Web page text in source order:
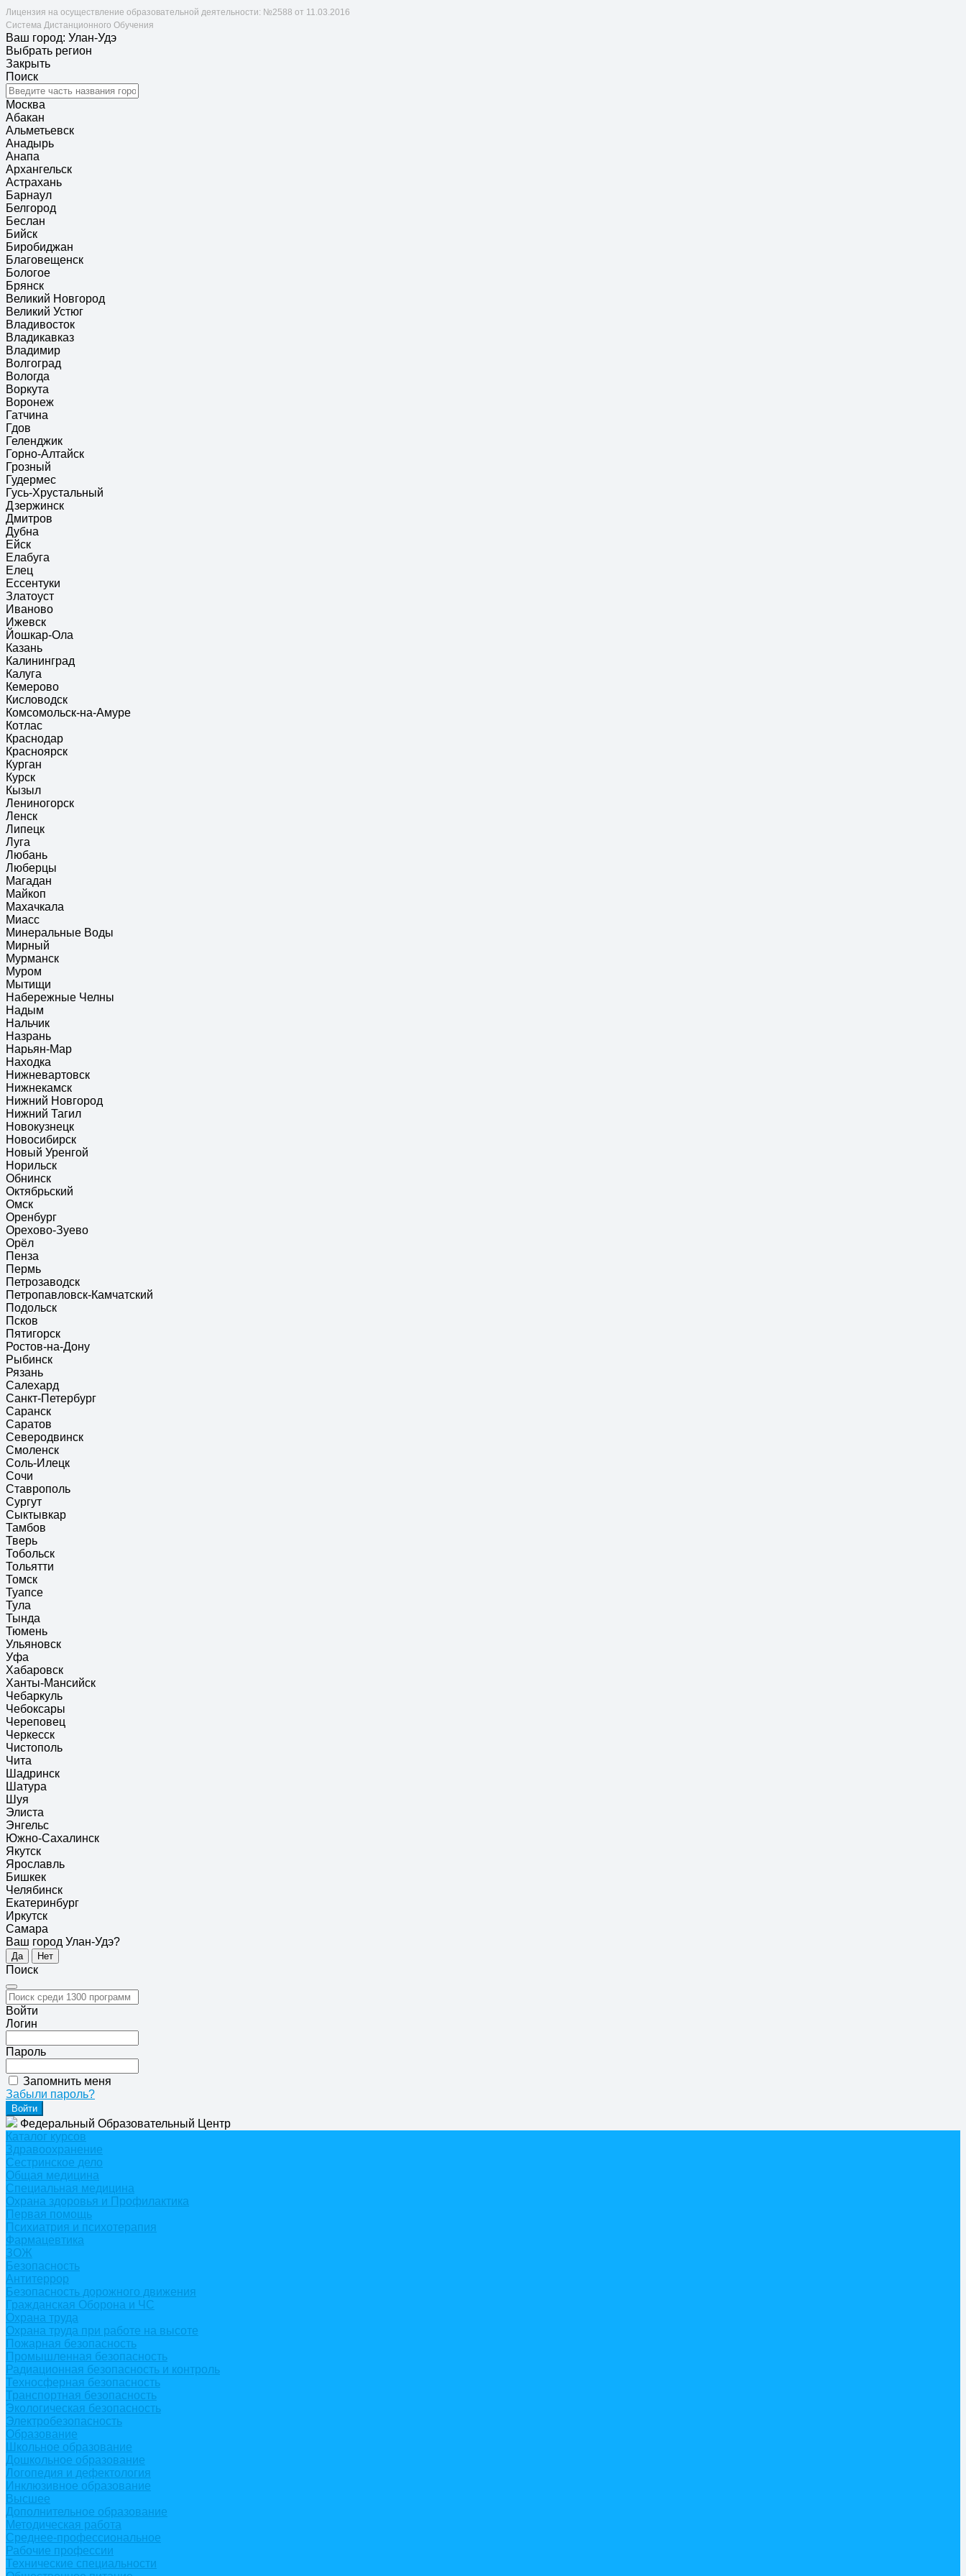
Лицензия на осуществление образовательной деятельности: №2588 от 11.03.2016
Система Дистанционного Обучения
Ваш город: Улан-Удэ
Выбрать регион
Закрыть
Поиск
Москва
Абакан
Альметьевск
Анадырь
Анапа
Архангельск
Астрахань
Барнаул
Белгород
Беслан
Бийск
Биробиджан
Благовещенск
Бологое
Брянск
Великий Новгород
Великий Устюг
Владивосток
Владикавказ
Владимир
Волгоград
Вологда
Воркута
Воронеж
Гатчина
Гдов
Геленджик
Горно-Алтайск
Грозный
Гудермес
Гусь-Хрустальный
Дзержинск
Дмитров
Дубна
Ейск
Елабуга
Елец
Ессентуки
Златоуст
Иваново
Ижевск
Йошкар-Ола
Казань
Калининград
Калуга
Кемерово
Кисловодск
Комсомольск-на-Амуре
Котлас
Краснодар
Красноярск
Курган
Курск
Кызыл
Лениногорск
Ленск
Липецк
Луга
Любань
Люберцы
Магадан
Майкоп
Махачкала
Миасс
Минеральные Воды
Мирный
Мурманск
Муром
Мытищи
Набережные Челны
Надым
Нальчик
Назрань
Нарьян-Мар
Находка
Нижневартовск
Нижнекамск
Нижний Новгород
Нижний Тагил
Новокузнецк
Новосибирск
Новый Уренгой
Норильск
Обнинск
Октябрьский
Омск
Оренбург
Орехово-Зуево
Орёл
Пенза
Пермь
Петрозаводск
Петропавловск-Камчатский
Подольск
Псков
Пятигорск
Ростов-на-Дону
Рыбинск
Рязань
Салехард
Санкт-Петербург
Саранск
Саратов
Северодвинск
Смоленск
Соль-Илецк
Сочи
Ставрополь
Сургут
Сыктывкар
Тамбов
Тверь
Тобольск
Тольятти
Томск
Туапсе
Тула
Тында
Тюмень
Ульяновск
Уфа
Хабаровск
Ханты-Мансийск
Чебаркуль
Чебоксары
Череповец
Черкесск
Чистополь
Чита
Шадринск
Шатура
Шуя
Элиста
Энгельс
Южно-Сахалинск
Якутск
Ярославль
Бишкек
Челябинск
Екатеринбург
Иркутск
Самара
Ваш город Улан-Удэ?
Да Нет
Поиск
Войти
Логин
Пароль
Запомнить меня
Забыли пароль?
Федеральный Образовательный Центр
Каталог курсов
Здравоохранение
Сестринское дело
Общая медицина
Специальная медицина
Охрана здоровья и Профилактика
Первая помощь
Психиатрия и психотерапия
Фармацевтика
ЗОЖ
Безопасность
Антитеррор
Безопасность дорожного движения
Гражданская Оборона и ЧС
Охрана труда
Охрана труда при работе на высоте
Пожарная безопасность
Промышленная безопасность
Радиационная безопасность и контроль
Техносферная безопасность
Транспортная безопасность
Экологическая безопасность
Электробезопасность
Образование
Школьное образование
Дошкольное образование
Логопедия и дефектология
Инклюзивное образование
Высшее
Дополнительное образование
Методическая работа
Среднее-профессиональное
Рабочие профессии
Технические специальности